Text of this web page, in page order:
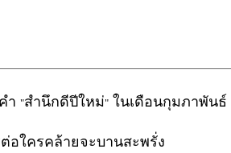
ำ "สำนึกดีปีใหม่" ในเดือนกุมภาพันธ์
อใครคล้ายจะบานสะพรั่ง